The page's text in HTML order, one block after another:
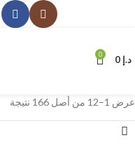
0 د.إ
عرض 1–12 من أصل 166 نتيجة